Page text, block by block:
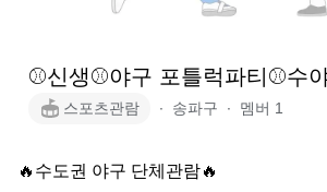
⚾️신생⚾️야구 포틀럭파티⚾️수
스포츠관람 ∙ 송파구 ∙ 멤버 1
🔥수도권 야구 단체관람🔥